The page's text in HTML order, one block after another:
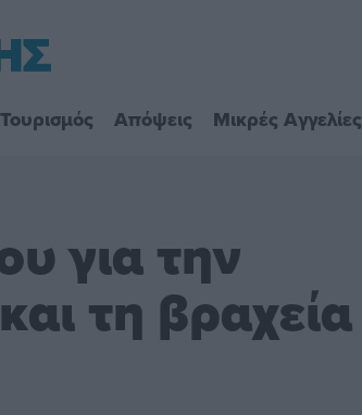
Τουρισμός Απόψεις Μικρές Αγγελίες
για την
τη βραχεία